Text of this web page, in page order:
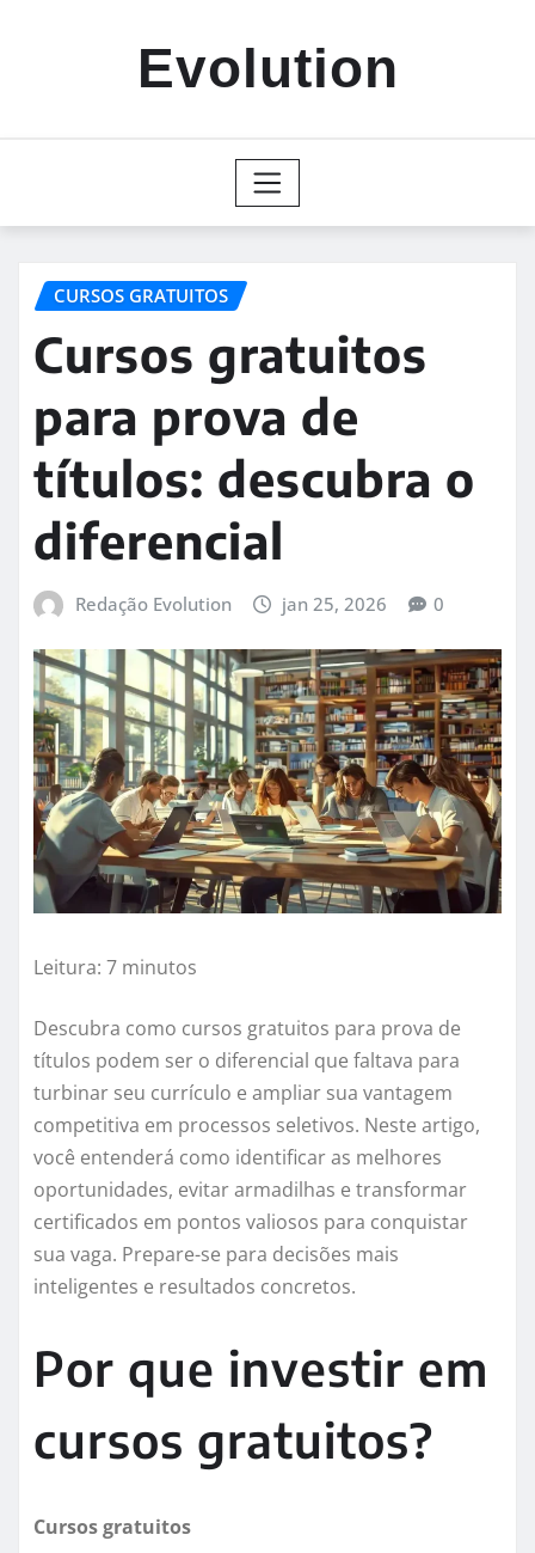
Evolution
CURSOS GRATUITOS
Cursos gratuitos
para prova de
títulos: descubra o
diferencial
Redação Evolution jan 25, 2026 0
Leitura: 7 minutos
Descubra como cursos gratuitos para prova de
títulos podem ser o diferencial que faltava para
turbinar seu currículo e ampliar sua vantagem
competitiva em processos seletivos. Neste artigo,
você entenderá como identificar as melhores
oportunidades, evitar armadilhas e transformar
certificados em pontos valiosos para conquistar
sua vaga. Prepare-se para decisões mais
inteligentes e resultados concretos.
Por que investir em
cursos gratuitos?
Cursos gratuitos